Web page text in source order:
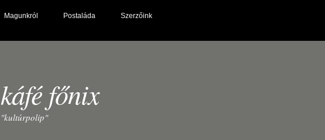
Magunkról Postaláda Szerzőink
káfé főnix
"kultúrpolip"